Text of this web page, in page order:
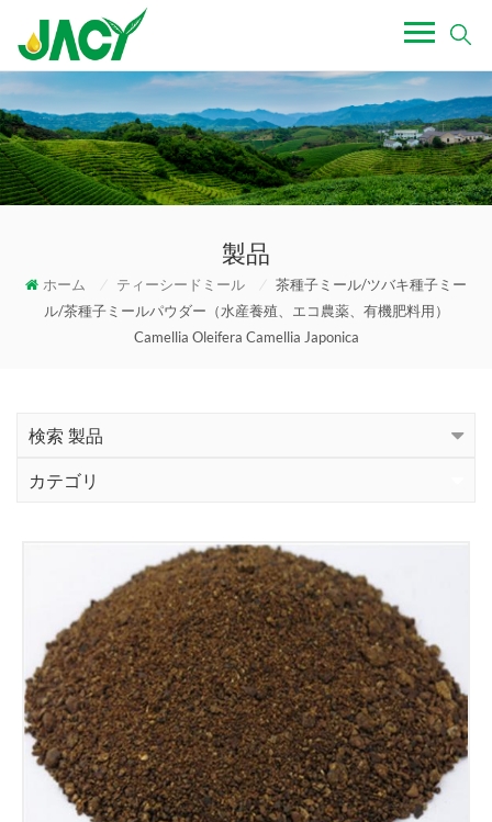
製品
ホーム / ティーシードミール /
茶種子ミール/ツバキ種子ミー
ル/茶種子ミールパウダー（水産養殖、エコ農薬、有機肥料用）
Camellia Oleifera Camellia Japonica
検索 製品
カテゴリ